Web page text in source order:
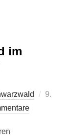
im
9.